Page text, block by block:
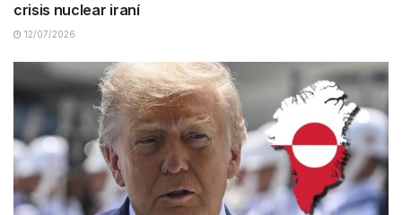
crisis nuclear iraní
12/07/2026